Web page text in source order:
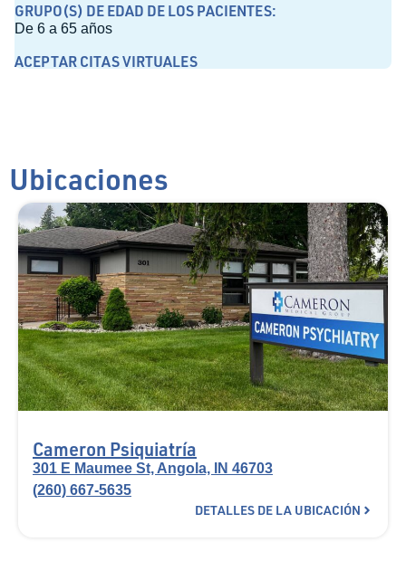
GRUPO(S) DE EDAD DE LOS PACIENTES:
De 6 a 65 años
ACEPTAR CITAS VIRTUALES
Ubicaciones
Cameron Psiquiatría
301 E Maumee St, Angola, IN 46703
(260) 667-5635
DETALLES DE LA UBICACIÓN